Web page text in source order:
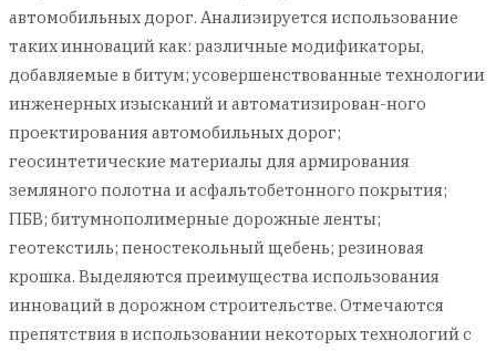
автомобильных дорог. Анализируется использование
таких инноваций как: различные модификаторы,
добавляемые в битум; усовершенствованные технологии
инженерных изысканий и автоматизирован-ного
проектирования автомобильных дорог;
геосинтетические материалы для армирования
земляного полотна и асфальтобетонного покрытия;
ПБВ; битумнополимерные дорожные ленты;
геотекстиль; пеностекольный щебень; резиновая
крошка. Выделяются преимущества использования
инноваций в дорожном строительстве. Отмечаются
препятствия в использовании некоторых технологий с